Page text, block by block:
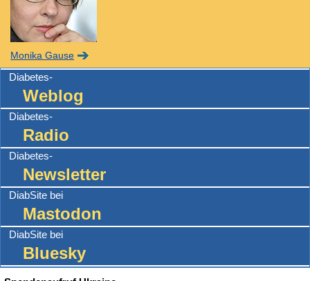
Monika Gause
Diabetes-
Weblog
Diabetes-
Radio
Diabetes-
Newsletter
DiabSite bei
Mastodon
DiabSite bei
Bluesky